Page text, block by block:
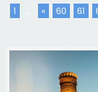
1 « 60 61